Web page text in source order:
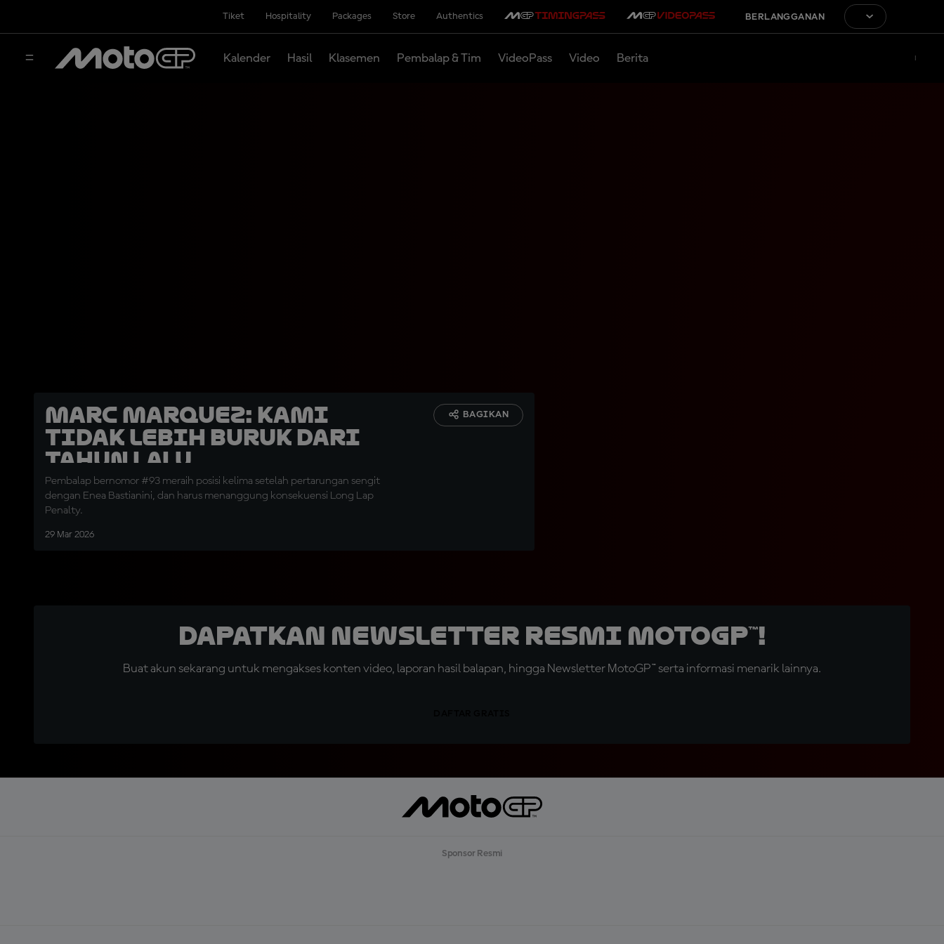
Tiket Hospitality Packages Store Authentics BERLANGGANAN
Kalender Hasil Klasemen Pembalap & Tim VideoPass Video Berita
Marc Marquez: Kami
Tidak Lebih Buruk dari
Tahun Lalu
Pembalap bernomor #93 meraih posisi kelima setelah pertarungan sengit
dengan Enea Bastianini, dan harus menanggung konsekuensi Long Lap
Penalty.
29 Mar 2026
BAGIKAN
Dapatkan Newsletter Resmi MotoGP™!
Buat akun sekarang untuk mengakses konten video, laporan hasil balapan, hingga Newsletter MotoGP™ serta informasi menarik lainnya.
Sponsor Resmi